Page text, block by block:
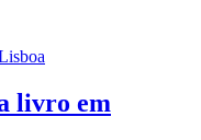
livro em